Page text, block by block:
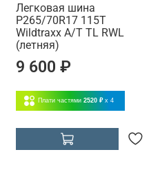
Легковая шина
P265/70R17 115T
Wildtraxx A/T TL RWL
(летняя)
9 600 ₽
Плати частями 2520 ₽ x 4